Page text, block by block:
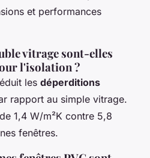
et performances
vitrage sont-elles
l'isolation ?
les déperditions
rapport au simple vitrage.
1,4 W/m²K contre 5,8
fenêtres.